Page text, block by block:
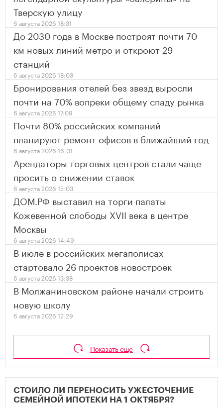
Тверскую улицу
6 августа 2026 18:31
До 2030 года в Москве построят почти 70
км новых линий метро и откроют 29
станций
6 августа 2026 18:03
Бронирования отелей без звезд выросли
почти на 70% вопреки общему спаду рынка
6 августа 2026 17:09
Почти 80% российских компаний
планируют ремонт офисов в ближайший год
6 августа 2026 16:01
Арендаторы торговых центров стали чаще
просить о снижении ставок
6 августа 2026 15:03
ДОМ.РФ выставил на торги палаты
Кожевенной слободы XVII века в центре
Москвы
6 августа 2026 14:49
В июле в российских мегаполисах
стартовало 26 проектов новостроек
6 августа 2026 13:38
В Молжаниновском районе начали строить
новую школу
6 августа 2026 12:29
Показать еще
СТОИЛО ЛИ ПЕРЕНОСИТЬ УЖЕСТОЧЕНИЕ
СЕМЕЙНОЙ ИПОТЕКИ НА 1 ОКТЯБРЯ?